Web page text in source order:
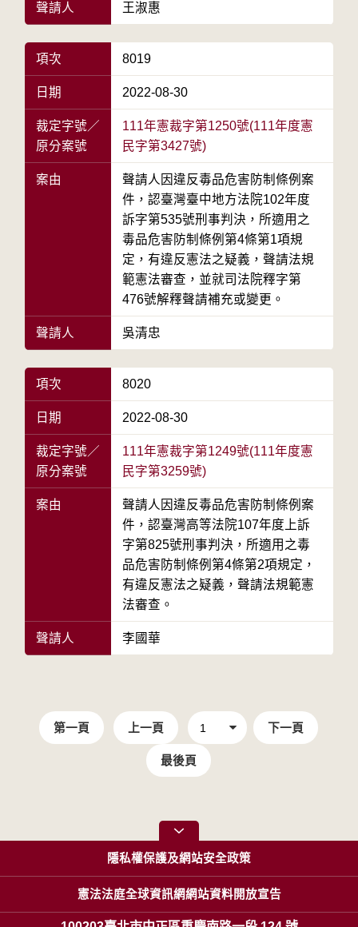
聲請人 王淑惠
項次 8019
日期 2022-08-30
裁定字號／
原分案號
111年憲裁字第1250號(111年度憲
民字第3427號)
案由
聲請人因違反毒品危害防制條例案
件，認臺灣臺中地方法院102年度
訴字第535號刑事判決，所適用之
毒品危害防制條例第4條第1項規
定，有違反憲法之疑義，聲請法規
範憲法審查，並就司法院釋字第
476號解釋聲請補充或變更。
聲請人 吳清忠
項次 8020
日期 2022-08-30
裁定字號／
原分案號
111年憲裁字第1249號(111年度憲
民字第3259號)
案由
聲請人因違反毒品危害防制條例案
件，認臺灣高等法院107年度上訴
字第825號刑事判決，所適用之毒
品危害防制條例第4條第2項規定，
有違反憲法之疑義，聲請法規範憲
法審查。
聲請人 李國華
第一頁 上一頁 下一頁
最後頁
隱私權保護及網站安全政策
憲法法庭全球資訊網網站資料開放宣告